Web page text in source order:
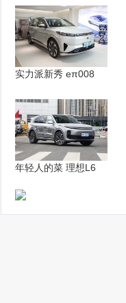
实力派新秀 eπ008
年轻人的菜 理想L6